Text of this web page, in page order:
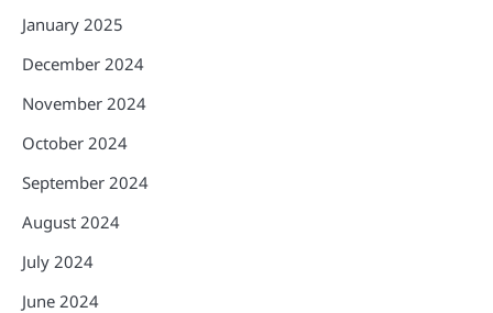
January 2025
December 2024
November 2024
October 2024
September 2024
August 2024
July 2024
June 2024